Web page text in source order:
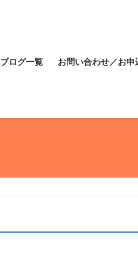
ブログ一覧 お問い合わせ／お申